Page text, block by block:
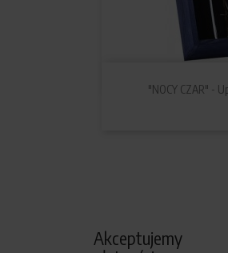
"NOCY CZAR" -

Akceptujemy